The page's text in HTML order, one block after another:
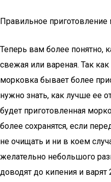
Правильное
Теперь вам более понятно,
свежая или вареная. Так
морковка бывает более
нужно знать, как лучше ее
будет приготовленная
более сохранятся, если
не очищать и ни в коем
желательно небольшого
доводят до кипения и